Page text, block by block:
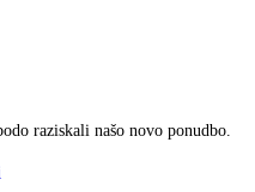
raziskali našo novo ponudbo.